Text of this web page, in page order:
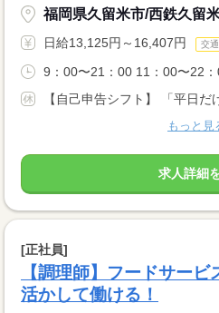
福岡県久留米市/西鉄久留
日給13,125円～16,407円 交
9：00〜21：00 11：00〜22：
【自己申告シフト】 「平日だ
もっと見
求人詳細
[正社員]
【調理師】フードサー
活かして働ける！